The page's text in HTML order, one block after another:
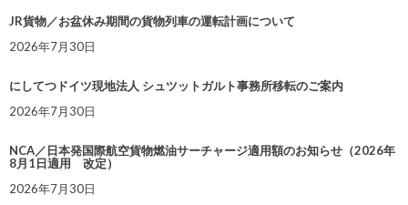
JR貨物／お盆休み期間の貨物列車の運転計画について
2026年7月30日
にしてつドイツ現地法人 シュツットガルト事務所移転のご案内
2026年7月30日
NCA／日本発国際航空貨物燃油サーチャージ適用額のお知らせ（2026年
8月1日適用 改定）
2026年7月30日